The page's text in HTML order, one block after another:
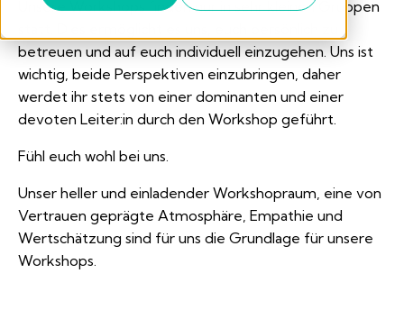
Unsere Workshops finden nur in sehr kleinen Gruppen
betreuen und auf euch individuell einzugehen. Uns ist
wichtig, beide Perspektiven einzubringen, daher
werdet ihr stets von einer dominanten und einer
devoten Leiter:in durch den Workshop geführt.
Fühl euch wohl bei uns.
Unser heller und einladender Workshopraum, eine von
Vertrauen geprägte Atmosphäre, Empathie und
Wertschätzung sind für uns die Grundlage für unsere
Workshops.